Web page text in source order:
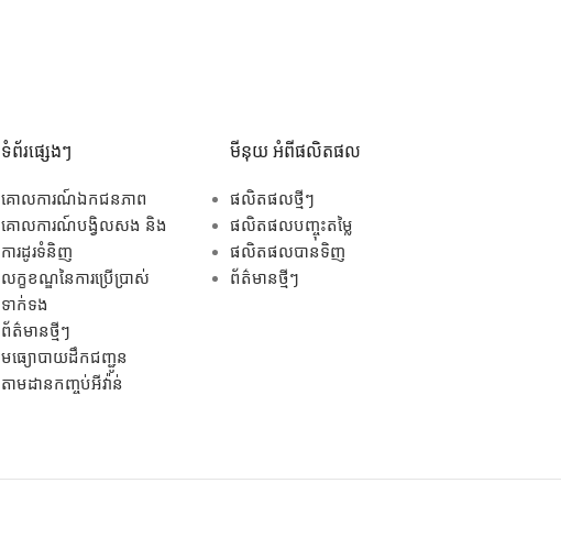
ទំព័រផ្សេងៗ
គោលការណ៍ឯកជនភាព
គោលការណ៍បង្វិលសង និង
ការដូរទំនិញ
លក្ខខណ្ឌនៃការប្រើប្រាស់
ទាក់ទង
ព័ត៌មានថ្មីៗ
មធ្យោបាយដឹកជញ្ជូន
តាមដានកញ្ចប់អីវ៉ាន់
មីនុយ អំពីផលិតផល
ផលិតផលថ្មីៗ
ផលិតផលបញ្ចុះតម្លៃ
ផលិតផលបានទិញ
ព័ត៌មានថ្មីៗ